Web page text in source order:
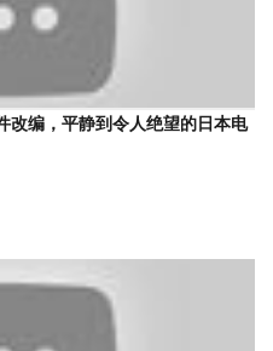
改编，平静到令人绝望的日本电